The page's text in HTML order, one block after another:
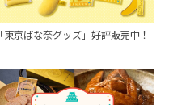
「東京ばな奈グッズ」好評販売中！